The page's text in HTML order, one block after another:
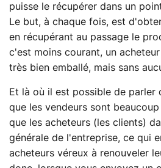
puisse le récupérer dans un
Le but, à chaque fois, est
en récupérant au passage le
c'est moins courant, un
très bien emballé, mais sans
Et là où il est possible de parler
que les vendeurs sont
que les acheteurs (les clients)
générale de l'entreprise, ce qui
acheteurs véreux à renouveler